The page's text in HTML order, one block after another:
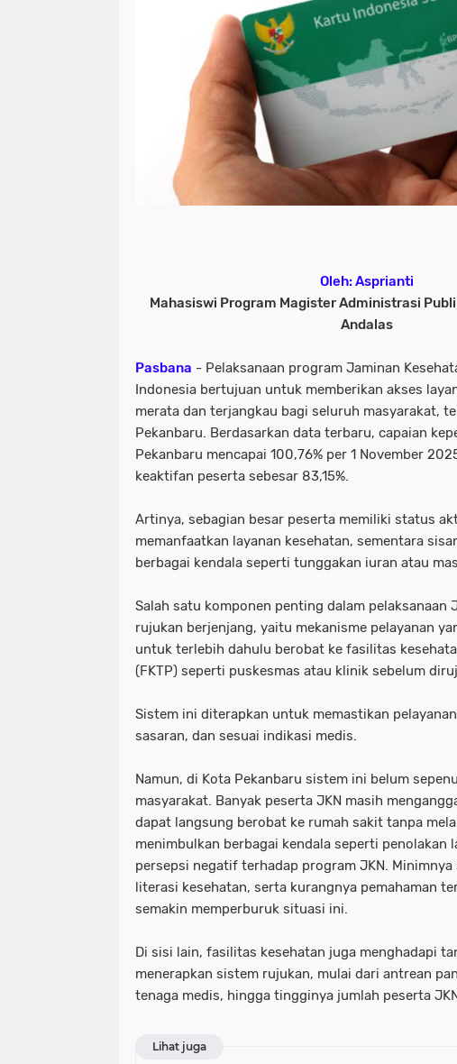
Oleh: Asprianti
Mahasiswi Program Magister Administrasi
Andalas
Pasbana - Pelaksanaan program Jaminan
Indonesia bertujuan untuk memberikan akses
merata dan terjangkau bagi seluruh masyarakat,
Pekanbaru. Berdasarkan data terbaru, capaian
Pekanbaru mencapai 100,76% per 1 November
keaktifan peserta sebesar 83,15%.
Artinya, sebagian besar peserta memiliki status
memanfaatkan layanan kesehatan, sementara
berbagai kendala seperti tunggakan iuran atau
Salah satu komponen penting dalam pelaksanaan
rujukan berjenjang, yaitu mekanisme pelayanan
untuk terlebih dahulu berobat ke fasilitas
(FKTP) seperti puskesmas atau klinik sebelum
Sistem ini diterapkan untuk memastikan
sasaran, dan sesuai indikasi medis.
Namun, di Kota Pekanbaru sistem ini belum
masyarakat. Banyak peserta JKN masih
dapat langsung berobat ke rumah sakit tanpa
menimbulkan berbagai kendala seperti penolakan
persepsi negatif terhadap program JKN.
literasi kesehatan, serta kurangnya pemahaman
semakin memperburuk situasi ini.
Di sisi lain, fasilitas kesehatan juga menghadapi
menerapkan sistem rujukan, mulai dari antrean
tenaga medis, hingga tingginya jumlah peserta
Lihat juga